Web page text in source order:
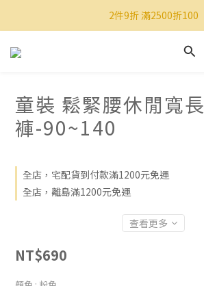
2件9折 滿2500折100
童裝 鬆緊腰休閒寬長
褲-90~140
全店，宅配貨到付款滿1200元免運
全店，離島滿1200元免運
查看更多
NT$690